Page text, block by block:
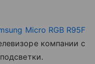
Micro RGB R95F
компании с